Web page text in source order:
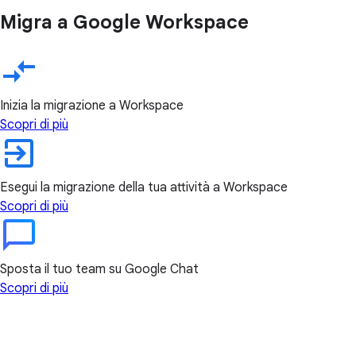
Migra a Google Workspace
Inizia la migrazione a Workspace
Scopri di più
Esegui la migrazione della tua attività a Workspace
Scopri di più
Sposta il tuo team su Google Chat
Scopri di più